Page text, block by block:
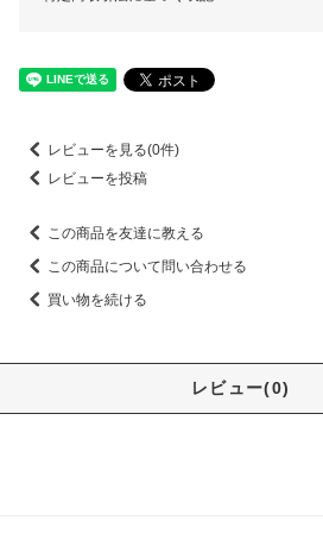
レビューを見る(0件)
レビューを投稿
この商品を友達に教える
この商品について問い合わせる
買い物を続ける
レビュー(0)